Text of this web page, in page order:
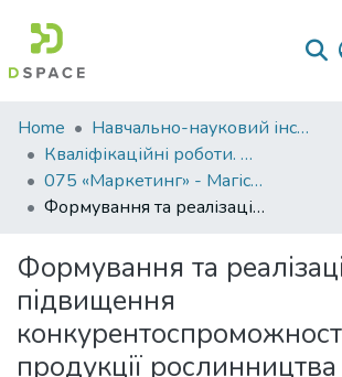
Communities
&
Collections
All of DSpace
Statistics
Home
Навчально-науковий інститут економіки, управління, права та інформаційних технологій
Кваліфікаційні роботи. ННІ економіки, управління, права та ІТ
075 «Маркетинг» - Магістри 2024-2025
Формування та реалізація стратегії підвищення конкурентоспроможності продукції рослинництва підприємства
Формування та
підвищення
продукції рослинництва